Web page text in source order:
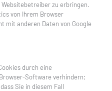
zu erbringen.
von Ihrem Browser
mit anderen Daten von Google
durch eine
Software verhindern;
Sie in diesem Fall